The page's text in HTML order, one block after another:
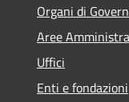
Organi di
Aree
Uffici
Enti e fondazioni